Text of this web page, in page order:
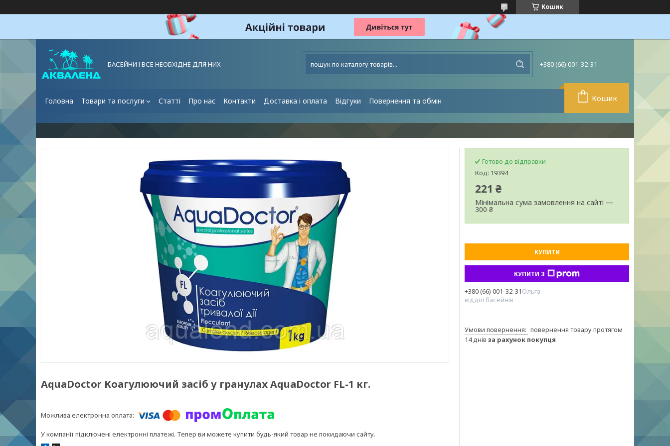
Кошик
БАСЕЙНИ І ВСЕ НЕОБХІДНЕ ДЛЯ НИХ +380 (66) 001-32-31
Головна Товари та послуги Статті Про нас Контакти Доставка і оплата Відгуки Повернення та обмін Кошик
AquaDoctor Коагулюючий засіб у гранулах AquaDoctor FL-1 кг.
У компанії підключені електронні платежі. Тепер ви можете купити будь-який товар не покидаючи сайту.
Готово до відправки
Код: 19394
221 ₴
Мінімальна сума замовлення на сайті —
300 ₴
КУПИТИ
КУПИТИ З
+380 (66) 001-32-31Ольга -
відділ басейнів
повернення товару протягом
14 днів за рахунок покупця